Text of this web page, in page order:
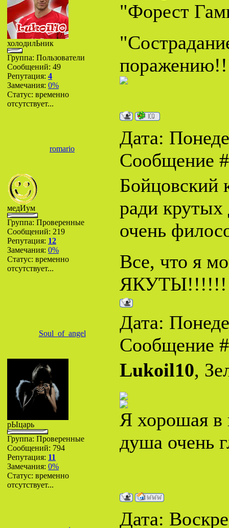
холодилЬник
Группа: Пользователи
Сообщений: 49
Репутация: 4
Замечания: 0%
Статус: временно
отсутствует...
"Форест
romario
Дата:
Сообщение
медИум
Группа: Проверенные
Сообщений: 219
Репутация: 12
Замечания: 0%
Статус: временно
отсутствует...
Бойцовский
ради крутых
очень
Все, что я
ЯКУТЫ!!!!!!
Soul_of_angel
Дата:
Сообщение
рЫцарь
Группа: Проверенные
Сообщений: 794
Репутация: 11
Замечания: 0%
Статус: временно
отсутствует...
Lukoil10,
Я хорошая в
душа очень
Дата: